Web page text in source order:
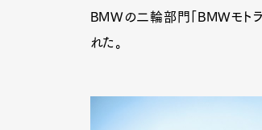
BMWの二輪部門「BMWモト
れた。